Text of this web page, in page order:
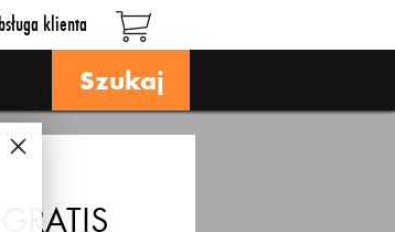
klienta
Szukaj
GRATIS